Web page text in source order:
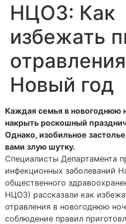
НЦОЗ: Как
избежать
Новый год
Каждая семья в новогоднюю
накрыть роскошный
Однако, изобильное
вами злую шутку.
Специалисты Департамента
инфекционных заболеваний
общественного
НЦОЗ) рассказали как
отравления в новогоднюю
соблюдение правил